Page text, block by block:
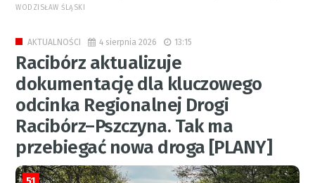
WODZISŁAW ŚLĄSKI
AKTUALNOŚCI 4 sierpnia 2026 13:15
Racibórz aktualizuje
dokumentację dla kluczowego
odcinka Regionalnej Drogi
Racibórz–Pszczyna. Tak ma
przebiegać nowa droga [PLANY]